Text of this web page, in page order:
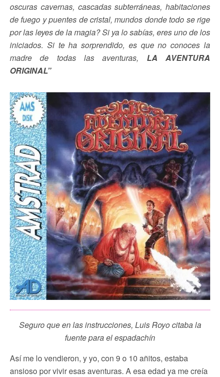
oscuras cavernas, cascadas subterráneas, habitaciones
de fuego y puentes de cristal, mundos donde todo se rige
por las leyes de la magia? Si ya lo sabías, eres uno de los
iniciados. Si te ha sorprendido, es que no conoces la
madre de todas las aventuras, LA AVENTURA
ORIGINAL”
Seguro que en las instrucciones, Luis Royo citaba la
fuente para el espadachín
Así me lo vendieron, y yo, con 9 o 10 añitos, estaba
ansioso por vivir esas aventuras. A esa edad ya me creía